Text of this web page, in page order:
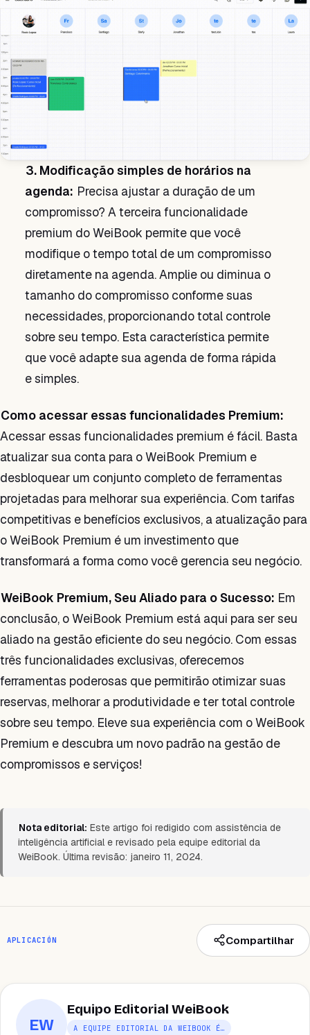
3. Modificação simples de horários na
agenda: Precisa ajustar a duração de um
compromisso? A terceira funcionalidade
premium do WeiBook permite que você
modifique o tempo total de um compromisso
diretamente na agenda. Amplie ou diminua o
tamanho do compromisso conforme suas
necessidades, proporcionando total controle
sobre seu tempo. Esta característica permite
que você adapte sua agenda de forma rápida
e simples.
Como acessar essas funcionalidades Premium:
Acessar essas funcionalidades premium é fácil. Basta
atualizar sua conta para o WeiBook Premium e
desbloquear um conjunto completo de ferramentas
projetadas para melhorar sua experiência. Com tarifas
competitivas e benefícios exclusivos, a atualização para
o WeiBook Premium é um investimento que
transformará a forma como você gerencia seu negócio.
WeiBook Premium, Seu Aliado para o Sucesso: Em
conclusão, o WeiBook Premium está aqui para ser seu
aliado na gestão eficiente do seu negócio. Com essas
três funcionalidades exclusivas, oferecemos
ferramentas poderosas que permitirão otimizar suas
reservas, melhorar a produtividade e ter total controle
sobre seu tempo. Eleve sua experiência com o WeiBook
Premium e descubra um novo padrão na gestão de
compromissos e serviços!
Nota editorial: Este artigo foi redigido com assistência de
inteligência artificial e revisado pela equipe editorial da
WeiBook. Última revisão: janeiro 11, 2024.
APLICACIÓN Compartilhar
EW
Equipo Editorial WeiBook
A EQUIPE EDITORIAL DA WEIBOOK É…